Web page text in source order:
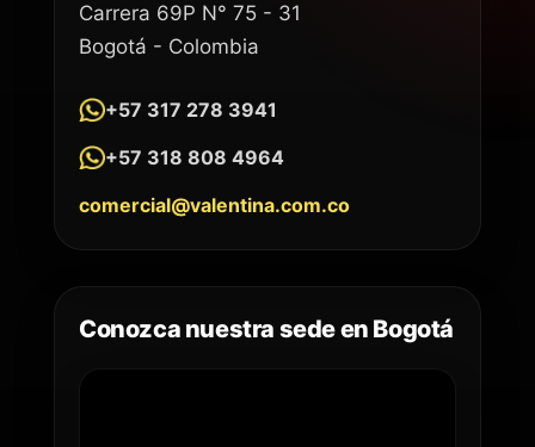
Carrera 69P N° 75 - 31
Bogotá - Colombia
+57 317 278 3941
+57 318 808 4964
comercial@valentina.com.co
Conozca nuestra sede en Bogotá